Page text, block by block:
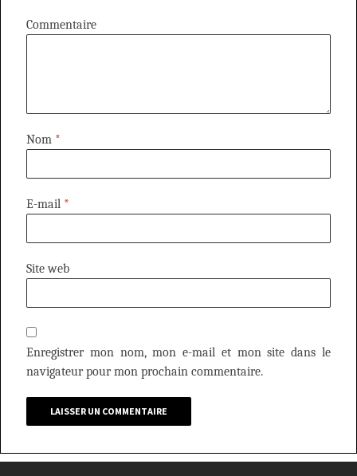
Commentaire
Nom *
E-mail *
Site web
Enregistrer mon nom, mon e-mail et mon site dans le
navigateur pour mon prochain commentaire.